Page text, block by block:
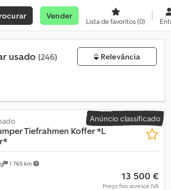
Vender
Lista de favoritos(0)
usado (246) Relevância
Anúncio classificado
1 765 km
Tiefrahmen Koffer *L
13 500 €
Preço fixo acresce IVA